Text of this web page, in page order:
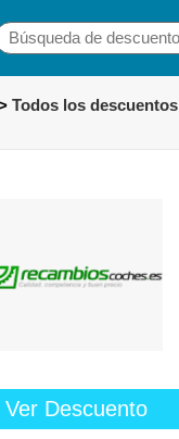
Todos los descuentos
Ver Descuento